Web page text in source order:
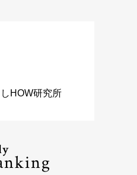
HOW研究所